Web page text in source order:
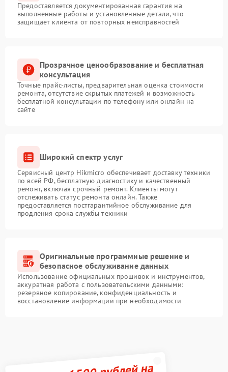
Предоставляется документированная гарантия на
выполненные работы и установленные детали, что
защищает клиента от повторных неисправностей
Прозрачное ценообразование и бесплатная
консультация
Точные прайс-листы, предварительная оценка стоимости
ремонта, отсутствие скрытых платежей и возможность
бесплатной консультации по телефону или онлайн на
сайте
Широкий спектр услуг
Сервисный центр Hikmicro обеспечивает доставку техники
по всей РФ, бесплатную диагностику и качественный
ремонт, включая срочный ремонт. Клиенты могут
отслеживать статус ремонта онлайн. Также
предоставляется постгарантийное обслуживание для
продления срока службы техники
Оригинальные программные решение и
безопасное обслуживание данных
Использование официальных прошивок и инструментов,
аккуратная работа с пользовательскими данными:
резервное копирование, конфиденциальность и
восстановление информации при необходимости